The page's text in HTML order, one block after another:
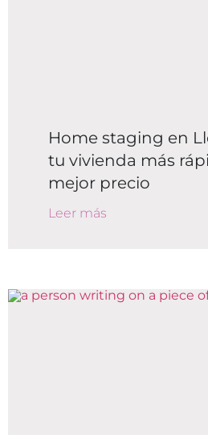
Home staging en
tu vivienda más
mejor precio
Leer más